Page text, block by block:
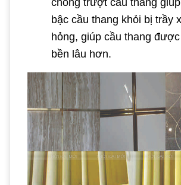
bậc cầu thang khỏi bị trầy
hỏng, giúp cầu thang
bền lâu hơn.